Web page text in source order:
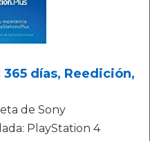
365 días, Reedición,
de Sony
PlayStation 4